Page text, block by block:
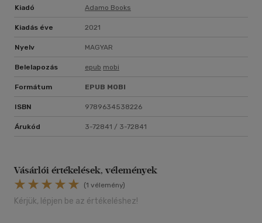
Kiadó Adamo Books
Kiadás éve 2021
Nyelv MAGYAR
Belelapozás epub mobi
Formátum EPUB MOBI
ISBN 9789634538226
Árukód 3-72841 / 3-72841
Vásárlói értékelések, vélemények
(1 vélemény)
Kérjük, lépjen be az értékeléshez!